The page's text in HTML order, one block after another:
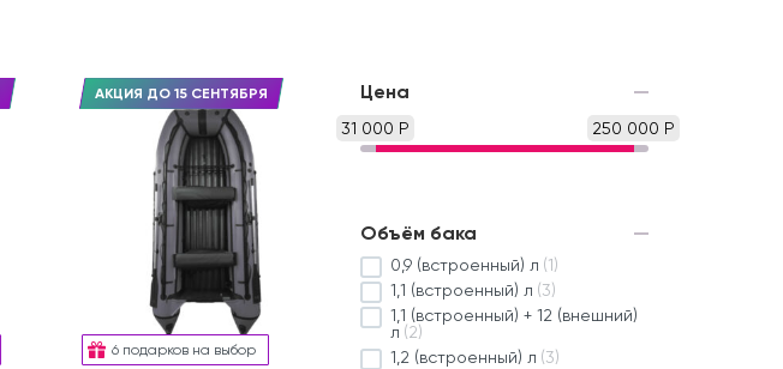
6 подарков на выбор
АКЦИЯ ДО 15 СЕНТЯБРЯ Цена
31 000 Р 250 000 Р
Объём бака
0,9 (встроенный) л (1)
1,1 (встроенный) л (3)
1,1 (встроенный) + 12 (внешний)
л (2)
1,2 (встроенный) л (3)